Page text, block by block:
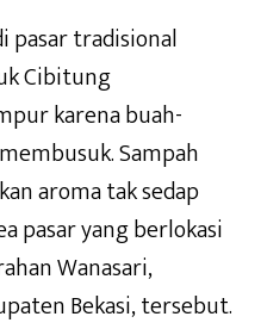
pasar tradisional
Cibitung
karena buah-
Sampah
aroma tak sedap
pasar yang berlokasi
Wanasari,
Bekasi, tersebut.